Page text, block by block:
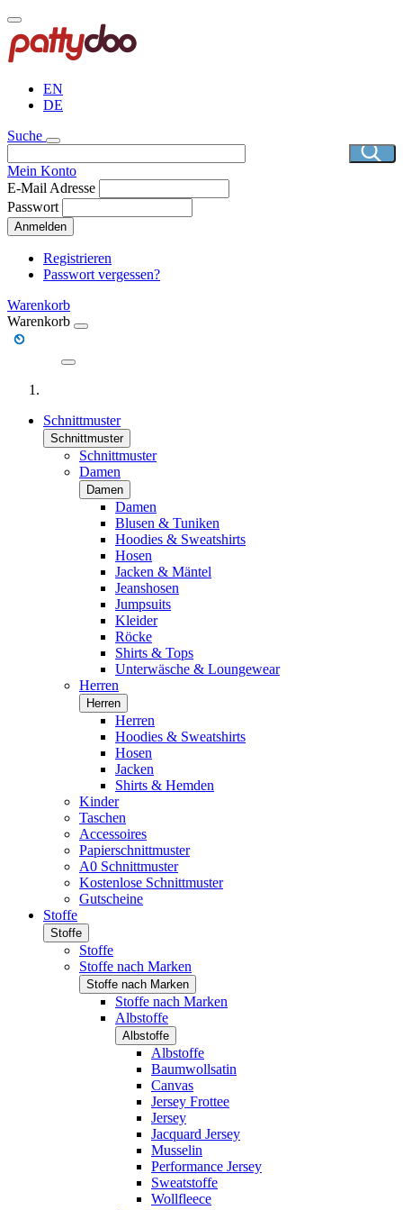
Direkt
zum
Inhalt
EN
DE
Suche
Mein Konto
E-Mail Adresse
Passwort
Anmelden
Registrieren
Passwort vergessen?
Warenkorb
Warenkorb
Schnittmuster
Schnittmuster
Schnittmuster
Damen
Damen
Damen
Blusen & Tuniken
Hoodies & Sweatshirts
Hosen
Jacken & Mäntel
Jeanshosen
Jumpsuits
Kleider
Röcke
Shirts & Tops
Unterwäsche & Loungewear
Herren
Herren
Herren
Hoodies & Sweatshirts
Hosen
Jacken
Shirts & Hemden
Kinder
Taschen
Accessoires
Papierschnittmuster
A0 Schnittmuster
Kostenlose Schnittmuster
Gutscheine
Stoffe
Stoffe
Stoffe
Stoffe nach Marken
Stoffe nach Marken
Stoffe nach Marken
Albstoffe
Albstoffe
Albstoffe
Baumwollsatin
Canvas
Jersey Frottee
Jersey
Jacquard Jersey
Musselin
Performance Jersey
Sweatstoffe
Wollfleece